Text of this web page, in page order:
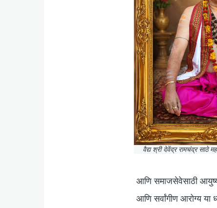
वैद्य श्री देवेंद्र रामचंद्र साठे
आणि समाजसेवेसाठी
आणि सर्वांगीण आरोग्य